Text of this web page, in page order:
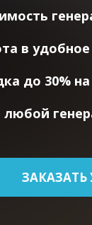
в
до 30%
любой